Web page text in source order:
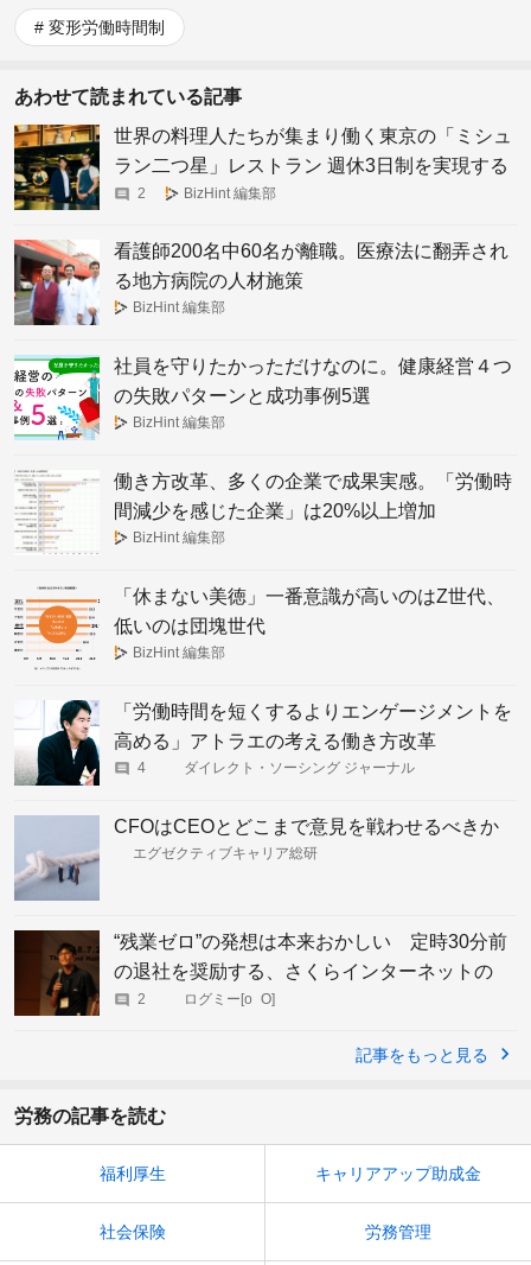
変形労働時間制
あわせて読まれている記事
世界の料理人たちが集まり働く東京の「ミシュ
ラン二つ星」レストラン 週休3日制を実現する
プロフェッショナル・チームの作り方
2 BizHint 編集部
看護師200名中60名が離職。医療法に翻弄され
る地方病院の人材施策
BizHint 編集部
社員を守りたかっただけなのに。健康経営４つ
の失敗パターンと成功事例5選
BizHint 編集部
働き方改革、多くの企業で成果実感。「労働時
間減少を感じた企業」は20%以上増加
BizHint 編集部
「休まない美徳」一番意識が高いのはZ世代、
低いのは団塊世代
BizHint 編集部
「労働時間を短くするよりエンゲージメントを
高める」アトラエの考える働き方改革
4 ダイレクト・ソーシング ジャーナル
CFOはCEOとどこまで意見を戦わせるべきか
エグゼクティブキャリア総研
“残業ゼロ”の発想は本来おかしい 定時30分前
の退社を奨励する、さくらインターネットの
「さぶりこ」制度
2 ログミー[o_O]
記事をもっと見る
労務の記事を読む
福利厚生 キャリアアップ助成金
社会保険 労務管理